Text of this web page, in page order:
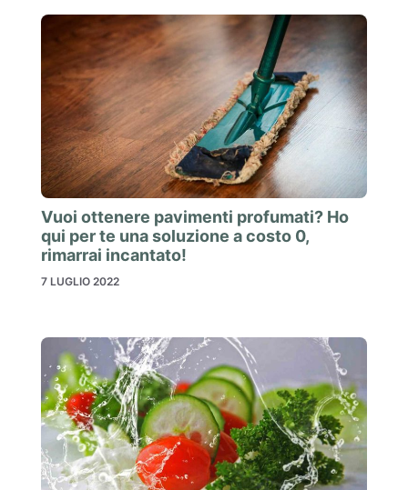
Vuoi ottenere pavimenti profumati? Ho
qui per te una soluzione a costo 0,
rimarrai incantato!
7 LUGLIO 2022